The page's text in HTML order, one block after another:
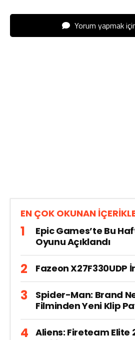
Yorum yapmak
EN ÇOK OKUNAN
Epic Games’te Bu
Oyunu Açıklandı
Fazeon X27F330UDP
Spider-Man: Brand
Filminden Yeni Klip
Aliens: Fireteam Elite